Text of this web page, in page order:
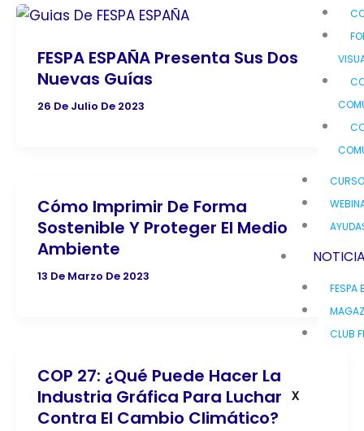
FESPA
CLUB
X
FESPA ESPAÑA Presenta Sus Dos
Nuevas Guías
26 De Julio De 2023
Cómo Imprimir De Forma
Sostenible Y Proteger El Medio
Ambiente
13 De Marzo De 2023
COP 27: ¿Qué Puede Hacer La
Industria Gráfica Para Luchar
Contra El Cambio Climático?